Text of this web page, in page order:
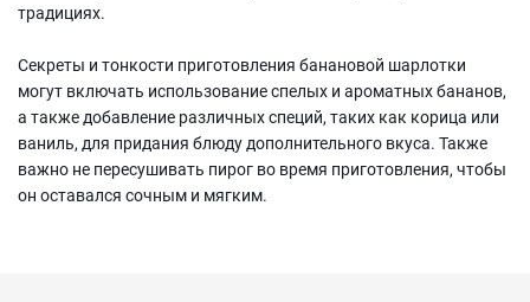
традициях.
Секреты и тонкости приготовления банановой шарлотки
могут включать использование спелых и ароматных бананов,
а также добавление различных специй, таких как корица или
ваниль, для придания блюду дополнительного вкуса. Также
важно не пересушивать пирог во время приготовления, чтобы
он оставался сочным и мягким.